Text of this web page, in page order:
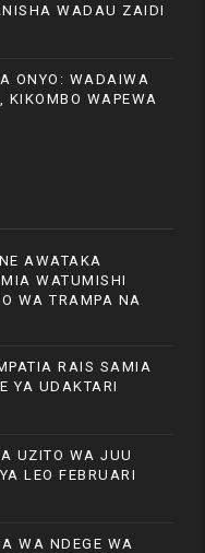
WADAU ZAIDI
ONYO: WADAIWA
WAPEWA
AWATAKA
WATUMISHI
WA TRAMPA NA
RAIS SAMIA
YA UDAKTARI
UZITO WA JUU
LEO FEBRUARI
WA NDEGE WA